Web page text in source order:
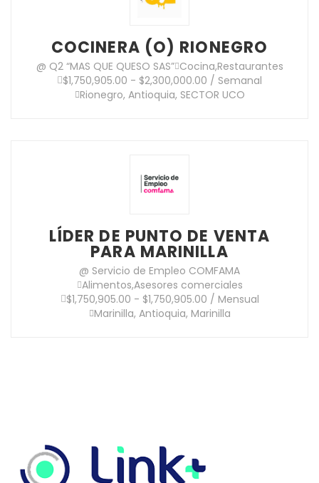
COCINERA (O) RIONEGRO
@ Q2 “MAS QUE QUESO SAS” Cocina,Restaurantes
$1,750,905.00 - $2,300,000.00 / Semanal
Rionegro, Antioquia, SECTOR UCO
LÍDER DE PUNTO DE VENTA
PARA MARINILLA
@ Servicio de Empleo COMFAMA
Alimentos,Asesores comerciales
$1,750,905.00 - $1,750,905.00 / Mensual
Marinilla, Antioquia, Marinilla